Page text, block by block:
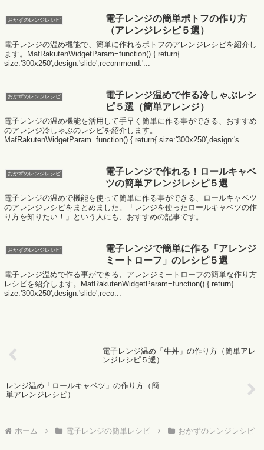
size:'300x2...
おかずのレンジレシピ
電子レンジの簡単ポトフの作り方
（アレンジレシピ５選）
電子レンジの温め機能で、簡単に作れるポトフのアレンジレシピを紹介し
ます。MafRakutenWidgetParam=function() { return{
size:'300x250',design:'slide',recommend:'...
おかずのレンジレシピ
電子レンジ温めで作る冷しゃぶレシ
ピ５選（簡単アレンジ）
電子レンジの温め機能を活用して手早く簡単に作る事ができる、おすすめ
のアレンジ冷しゃぶのレシピを紹介します。
MafRakutenWidgetParam=function() { return{ size:'300x250',design:'s...
おかずのレンジレシピ
電子レンジで作れる！ロールキャベ
ツの簡単アレンジレシピ５選
電子レンジの温めで機能を使って簡単に作る事ができる、ロールキャベツ
のアレンジレシピをまとめました。「レンジを使ったロールキャベツの作
り方を知りたい！」という人にも、おすすめの記事です。
おかずのレンジレシピ
電子レンジで簡単に作る「アレンジ
ミートローフ」のレシピ５選
電子レンジ温めで作る事ができる、アレンジミートローフの簡単な作り方
レシピを紹介します。MafRakutenWidgetParam=function() { return{
size:'300x250',design:'slide',reco...
電子レンジ温め「牛丼」の作り方（簡単アレ
ンジレシピ５選）
レンジ温め「ロールキャベツ」の作り方（簡
単アレンジレシピ）
ホーム 電子レンジの簡単レシピ おかずのレンジレシピ